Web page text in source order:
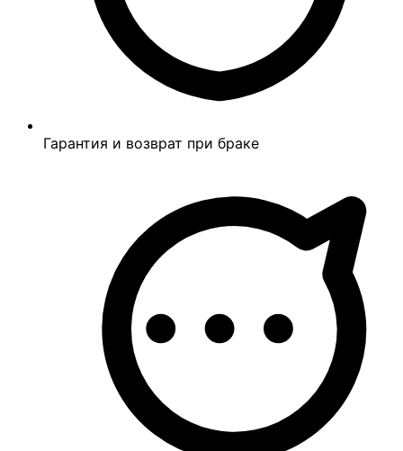
Гарантия и возврат при браке